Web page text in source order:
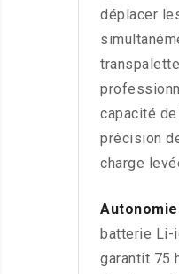
déplacer
capacité
précision
charge
batterie Li-
garantit 75